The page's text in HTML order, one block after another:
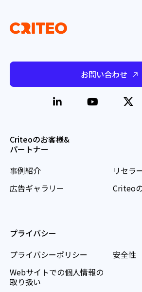
お問い合わせ
Criteoのお客様&
パートナー
事例紹介
広告ギャラリー
リセラ
Criteo
プライバシー
プライバシーポリシー
Webサイトでの個人情報の
取り扱い
安全性